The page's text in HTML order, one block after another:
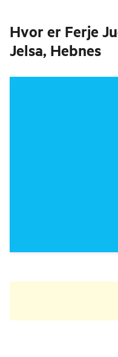
Hvor er Ferje
Jelsa, Hebnes